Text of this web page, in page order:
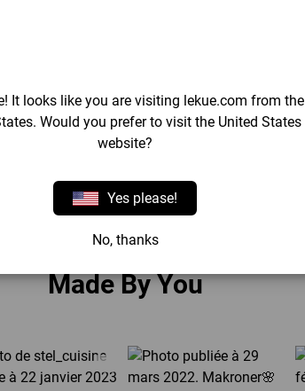
Made By You
It looks like you are visiting lekue.com from the
Would you prefer to visit the United States
website?
Yes please!
No, thanks